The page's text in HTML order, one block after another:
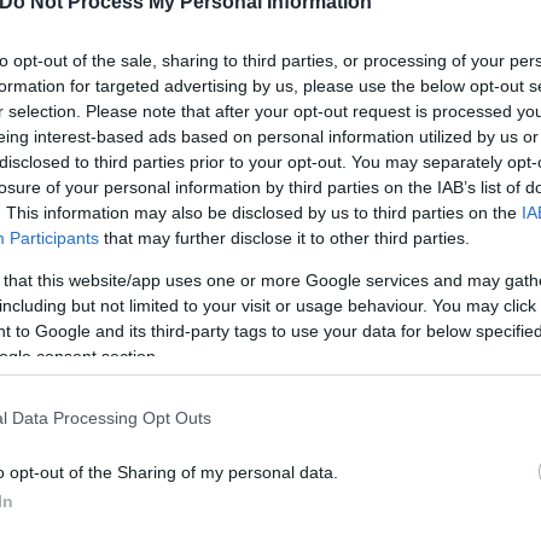
opt-out of the sale, sharing to third parties, or processing of your
for targeted advertising by us, please use the below opt-out
selection. Please note that after your opt-out request is processed
interest-based ads based on personal information utilized by us
to third parties prior to your opt-out. You may separately
of your personal information by third parties on the IAB’s list of
This information may also be disclosed by us to third parties on the
Participants that may further disclose it to other third parties.
that this website/app uses one or more Google services and may
but not limited to your visit or usage behaviour. You may
to Google and its third-party tags to use your data for below
consent section.
Data Processing Opt Outs
opt-out of the Sharing of my personal data.
Γεωργίου δείχνει τον
Γιάννης
Τσούρτης